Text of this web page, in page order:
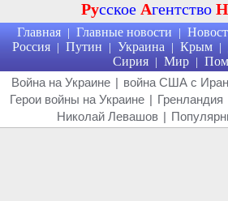
Русское Агентство Н
Главная | Главные новости |
Россия | Путин | Украина | Крым |
Сирия | Мир |
Война на Украине | война США с
Герои войны на Украине | Гренландия
Николай Левашов |